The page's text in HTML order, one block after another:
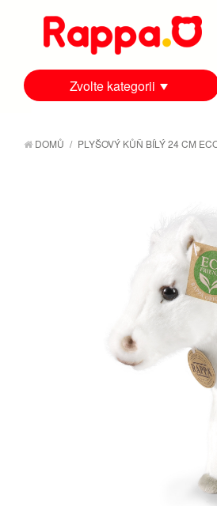
Zvolte kategorii
DOMŮ / PLYŠOVÝ KŮŇ BÍLÝ 24 CM